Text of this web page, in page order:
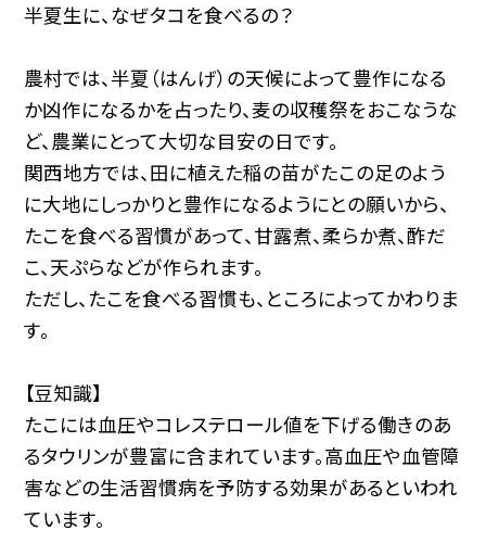
半夏生に、なぜタコを食べるの？
農村では、半夏（はんげ）の天候によって豊作になる
か凶作になるかを占ったり、麦の収穫祭をおこなうな
ど、農業にとって大切な目安の日です。
関西地方では、田に植えた稲の苗がたこの足のよう
に大地にしっかりと豊作になるようにとの願いから、
たこを食べる習慣があって、甘露煮、柔らか煮、酢だ
こ、天ぷらなどが作られます。
ただし、たこを食べる習慣も、ところによってかわりま
す。
【豆知識】
たこには血圧やコレステロール値を下げる働きのあ
るタウリンが豊富に含まれています。高血圧や血管障
害などの生活習慣病を予防する効果があるといわれ
ています。